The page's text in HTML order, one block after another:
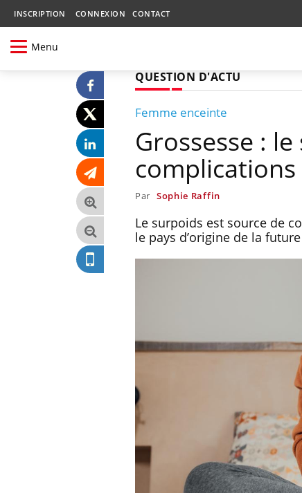
INSCRIPTION CONNEXION CONTACT
Menu
QUESTION D'ACTU
Femme enceinte
Grossesse :
complications
Par Sophie Raffin
Le surpoids est source de
le pays d’origine de la
Pourquoi votre ventre
gâche-t-il les premiers
jours de vos vacances ?